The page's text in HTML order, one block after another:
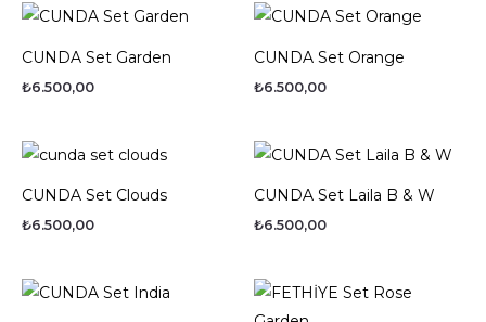
CUNDA Set Garden
₺6.500,00
CUNDA Set Orange
₺6.500,00
CUNDA Set Clouds
₺6.500,00
CUNDA Set Laila B & W
₺6.500,00